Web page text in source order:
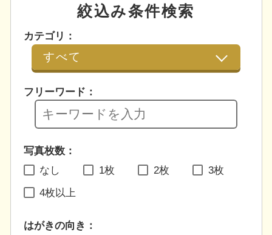
絞込み条件検索
カテゴリ：
フリーワード：
写真枚数：
なし
1枚 2枚 3枚
4枚以上
はがきの向き：